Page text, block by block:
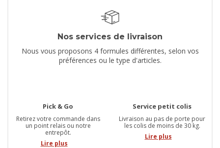
Nos services de livraison
Nous vous proposons 4 formules différentes, selon vos
préférences ou le type d'articles.
Pick & Go
Retirez votre commande dans
un point relais ou notre
entrepôt.
Lire plus
Service petit colis
Livraison au pas de porte pour
les colis de moins de 30 kg.
Lire plus